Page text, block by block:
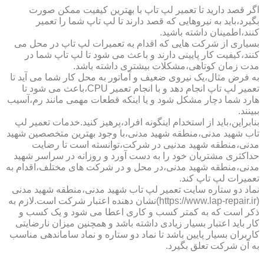
اگر قصد دارید تا تعمیر لپ تاپ با بهترین کیفیت ممکن صورت
بگیرد،باید به نیروهایی که قصد دارند تا لپ تاپ شما را تعمیر
کنند،اطمینان داشته باشید.
بسیاری از شرکت هایی که اقدام به تعمیرات لپ تاپ در محل می
کنند،کیفیت کار پایینی دارند و باعث می شود تا لپ تاپ شما در
مدت زمان کوتاهی،مشکلات بیشتری داشته باشد.
به فرض مثال،یک نیروی ضعیف و آماتور به محل کار شما می آید تا
تعمیر لپ تاپ انجام دهد و با انجام تعمیر CPU،باعث می شود تا
هارد شما دچار مشکل شود و یا اینکه قطعات مهمی مانند رم،آسیب
ببینند.
بنابراین،باید از استخدام اینگونه افراد،پرهیز کنید.خدمات تعمیر لپ
تاب شهید مدنی،منطقه شهید مدنی،با وجود بهترین متخصصین شهید
مدنی،منطقه شهید مدنیی در شرکت،توانسته است تا رضایت
حداکثری مشتریان خود را به دست آورد و روزانه در سراسر شهید
مدنی،منطقه شهید مدنی،در محل و در شرکت های مختلف،اقدام به
تعمیرات لپ تاپ کند.
نماد دو ستاره سایت تعمیر لپ تاب شهید مدنی،منطقه شهید مدنی
(https://www.lap-repair.ir)نشان دهنده اعتبار شرکت است.لازم به
ذکر است که به کمتر کسب و کاری اعطا می شود و یک کسب و
کار باید اعتبار بسیار زیادی داشته باشد و همچنین میزان نارضایتی
کاربران بسیار پایین باشد تا نماد دو ستاره و نماد ساماندهی مناسب
به آن شرکت تعلق بگیرد.